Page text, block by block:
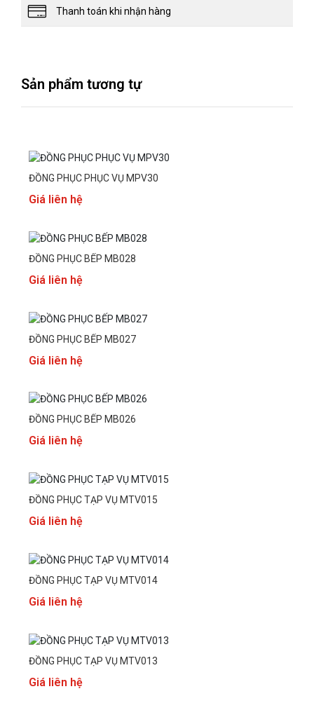
Thanh toán khi nhận hàng
Sản phẩm tương tự
ĐỒNG PHỤC PHỤC VỤ MPV30
Giá liên hệ
ĐỒNG PHỤC BẾP MB028
Giá liên hệ
ĐỒNG PHỤC BẾP MB027
Giá liên hệ
ĐỒNG PHỤC BẾP MB026
Giá liên hệ
ĐỒNG PHỤC TẠP VỤ MTV015
Giá liên hệ
ĐỒNG PHỤC TẠP VỤ MTV014
Giá liên hệ
ĐỒNG PHỤC TẠP VỤ MTV013
Giá liên hệ